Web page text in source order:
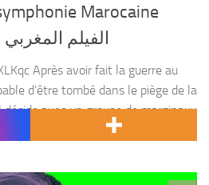
Marocaine
الفيلم
Après avoir fait la guerre au
d’être tombé dans le piège de la
avec un groupe de marginaux